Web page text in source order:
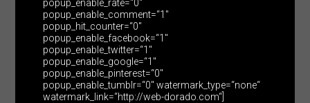
popup_enable_rate=“0″
popup_enable_comment=“1″
popup_hit_counter=“0″
popup_enable_facebook=“1″
popup_enable_twitter=“1″
popup_enable_google=“1″
popup_enable_pinterest=“0″
popup_enable_tumblr=“0″ watermark_type=“none“
watermark_link=“http://web-dorado.com“]